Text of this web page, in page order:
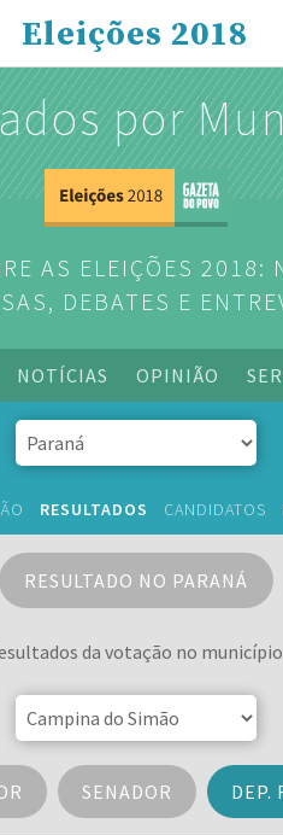
Eleições 2018
por
AS ELEIÇÕES 2018:
DEBATES E
NOTÍCIAS OPINIÃO
RESULTADOS CANDIDATOS
RESULTADO NO PARANÁ
da votação no
SENADOR DEP.